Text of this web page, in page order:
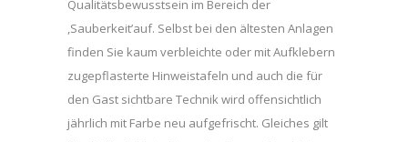
Qualitätsbewusstsein im Bereich der
,Sauberkeit’auf. Selbst bei den ältesten Anlagen
finden Sie kaum verbleichte oder mit Aufklebern
zugepflasterte Hinweistafeln und auch die für
den Gast sichtbare Technik wird offensichtlich
jährlich mit Farbe neu aufgefrischt. Gleiches gilt